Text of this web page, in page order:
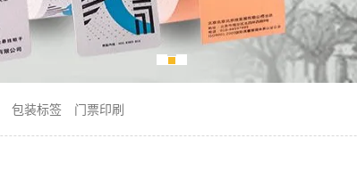
包装标签 门票印刷